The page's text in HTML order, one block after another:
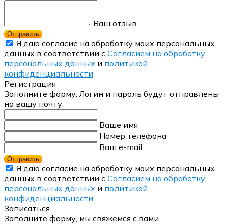
Ваш отзыв
Отправить
Я даю согласие на обработку моих персональных
данных в соответствии с Согласием на обработку
персональных данных и политикой
конфиденциальности
Регистрация
Заполните форму. Логин и пароль будут отправлены
на вашу почту.
Ваше имя
Номер телефона
Ваш e-mail
Отправить
Я даю согласие на обработку моих персональных
данных в соответствии с Согласием на обработку
персональных данных и политикой
конфиденциальности
Записаться
Заполните форму, мы свяжемся с вами